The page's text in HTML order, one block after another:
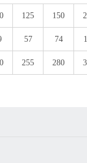
125 150
57 74
255 280